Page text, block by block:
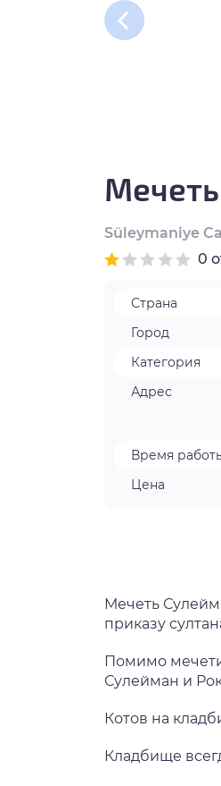
Süleymaniye
0
Страна
Город
Категория
Адрес
Время
Цена
Мечеть
приказу
Помимо
Сулейман и
Котов на
Кладбище